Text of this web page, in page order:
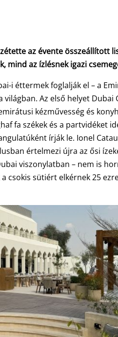
az évente összeállított
mind az ízlésnek igazi
i éttermek foglalják el – a
Az első helyet
kézművesség és
fa székek és a partvidéket
írják le. Ionel
értelmezi újra az ősi
viszonylatban – nem is
csokis sütiért elkérnek 25